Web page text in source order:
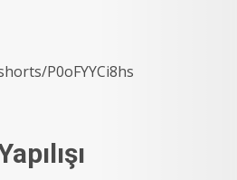
P0oFYYCi8hs